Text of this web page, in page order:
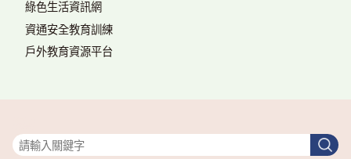
綠色生活資訊網
資通安全教育訓練
戶外教育資源平台
搜
尋